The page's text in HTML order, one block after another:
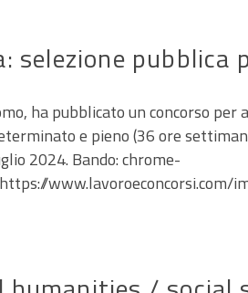
selezione pubblica
ha pubblicato un concorso
e pieno (36 ore
2024. Bando: chrome-
www.lavoroeconcorsi.com/